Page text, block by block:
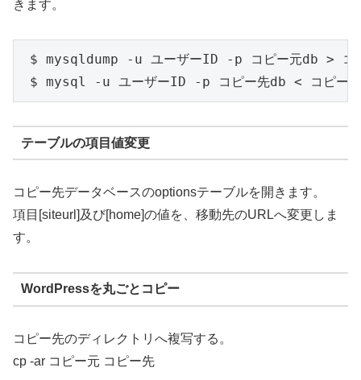
きます。
$ mysqldump -u ユーザーID -p コピー元db > コ
$ mysql -u ユーザーID -p コピー先db < コピー
テーブルの項目値変更
コピー先データベースのoptionsテーブルを開きます。
項目[siteurl]及び[home]の値を、移動先のURLへ変更しま
す。
WordPressを丸ごとコピー
コピー先のディレクトリへ複写する。
cp -ar コピー元 コピー先